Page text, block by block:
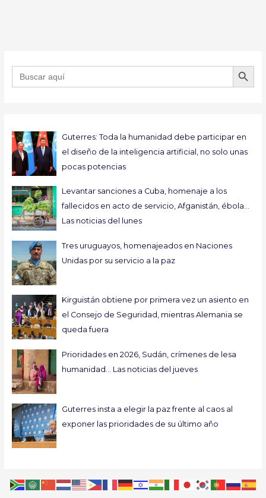
Buscar: BOTÓN DE
Guterres: Toda la humanidad debe participar en
el diseño de la inteligencia artificial, no solo unas
pocas potencias
Levantar sanciones a Cuba, homenaje a los
fallecidos en acto de servicio, Afganistán, ébola…
Las noticias del lunes
Tres uruguayos, homenajeados en Naciones
Unidas por su servicio a la paz
Kirguistán obtiene por primera vez un asiento en
el Consejo de Seguridad, mientras Alemania se
queda fuera
Prioridades en 2026, Sudán, crímenes de lesa
humanidad… Las noticias del jueves
Guterres insta a elegir la paz frente al caos al
exponer las prioridades de su último año